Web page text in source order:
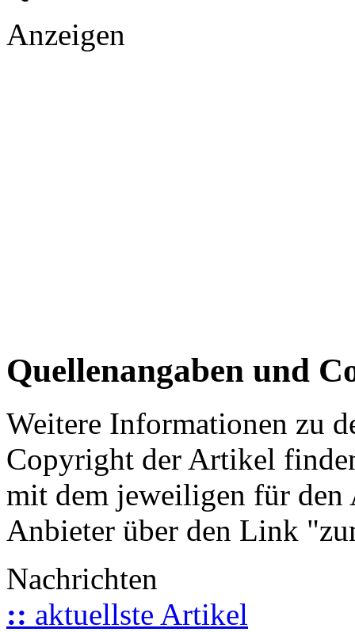
Anzeigen
Quellenangaben und
Weitere Informationen zu
Copyright der Artikel
mit dem jeweiligen für
Anbieter über den Link
Nachrichten
:: aktuellste Artikel